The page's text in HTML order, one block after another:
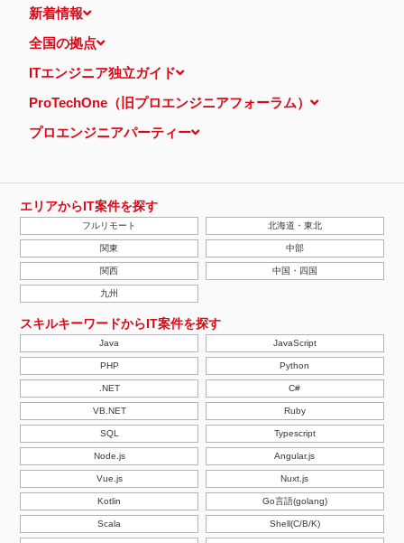
新着情報
全国の拠点
ITエンジニア独立ガイド
ProTechOne（旧プロエンジニアフォーラム）
プロエンジニアパーティー
エリアからIT案件を探す
フルリモート 北海道・東北
関東 中部
関西 中国・四国
九州
スキルキーワードからIT案件を探す
Java JavaScript
PHP Python
.NET C#
VB.NET Ruby
SQL Typescript
Node.js Angular.js
Vue.js Nuxt.js
Kotlin Go言語(golang)
Scala Shell(C/B/K)